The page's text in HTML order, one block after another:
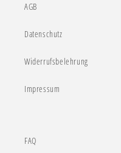
AGB
Datenschutz
Widerrufsbelehrung
Impressum
FAQ